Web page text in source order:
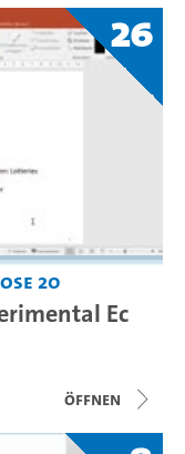
26
20
Ec
Öffnen